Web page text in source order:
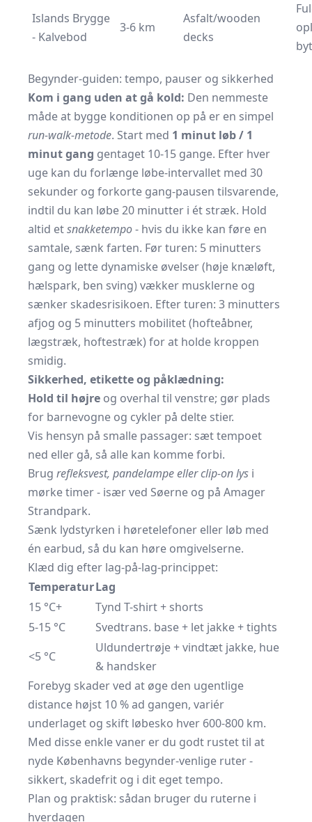
Islands Brygge
- Kalvebod
3-6 km
Asfalt/wooden
decks
Begynder-guiden: tempo, pauser og sikkerhed
Kom i gang uden at gå kold: Den nemmeste
måde at bygge konditionen op på er en simpel
run-walk-metode. Start med 1 minut løb / 1
minut gang gentaget 10-15 gange. Efter hver
uge kan du forlænge løbe-intervallet med 30
sekunder og forkorte gang-pausen tilsvarende,
indtil du kan løbe 20 minutter i ét stræk. Hold
altid etsnakketempo- hvis du ikke kan føre en
samtale, sænk farten. Før turen: 5 minutters
gang og lette dynamiske øvelser (høje knæløft,
hælspark, ben­ sving) vækker musklerne og
sænker skadesrisikoen. Efter turen: 3 minutters
afjog og 5 minutters mobilitet (hofteåbner,
lægstræk, hoftestræk) for at holde kroppen
smidig.
Sikkerhed, etikette og påklædning:
Hold til højre og overhal til venstre; gør plads
for barnevogne og cykler på delte stier.
Vis hensyn på smalle passager: sæt tempoet
ned eller gå, så alle kan komme forbi.
Brug refleksvest, pandelampe eller clip-on lys i
mørke timer - især ved Søerne og på Amager
Strandpark.
Sænk lydstyrken i høretelefoner eller løb med
én earbud, så du kan høre omgivelserne.
Klæd dig efter lag-på-lag-princippet:
TemperaturLag
15 °C+
Tynd T-shirt + shorts
5-15 °C
Svedtrans. base + let jakke + tights
<5 °C
Uldundertrøje + vindtæt jakke, hue
& handsker
Forebyg skader ved at øge den ugentlige
distance højst 10 % ad gangen, variér
underlaget og skift løbesko hver 600-800 km.
Med disse enkle vaner er du godt rustet til at
nyde Københavns begynder-venlige ruter -
sikkert, skadefrit og i dit eget tempo.
Plan og praktisk: sådan bruger du ruterne i
hverdagen